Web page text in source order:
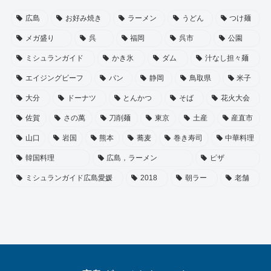
広島 お好み焼き ラーメン うどん つけ麺
メガ盛り 呉 福岡 呉市 公園
ミシュランガイド かき氷 ダム 汁なし担々麺
エイジングビーフ パン 静岡 鳥取県 米子
大分 ドーナツ とんかつ そば 花火大会
佐賀 さの萬 刀削麺 東京 土産 産直市
山口 岩国 熊本 蕎麦 巻き寿司 中華料理
韓国料理 広島，ラーメン ピザ
ミシュランガイド広島愛媛 2018 朝ラー 老舗